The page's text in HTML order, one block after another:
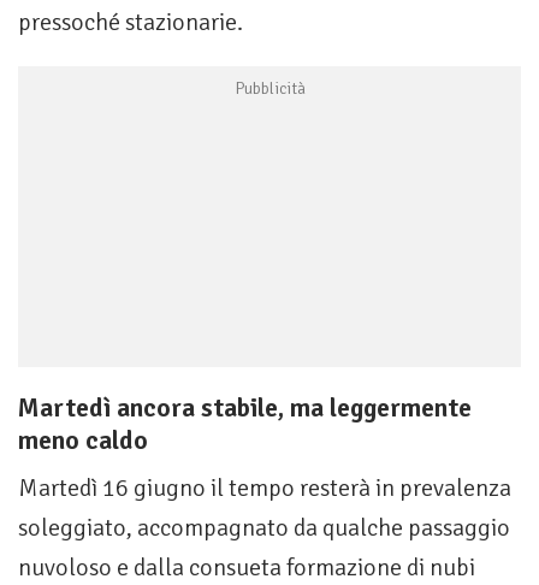
pressoché stazionarie.
Martedì ancora stabile, ma leggermente
meno caldo
Martedì 16 giugno il tempo resterà in prevalenza
soleggiato, accompagnato da qualche passaggio
nuvoloso e dalla consueta formazione di nubi